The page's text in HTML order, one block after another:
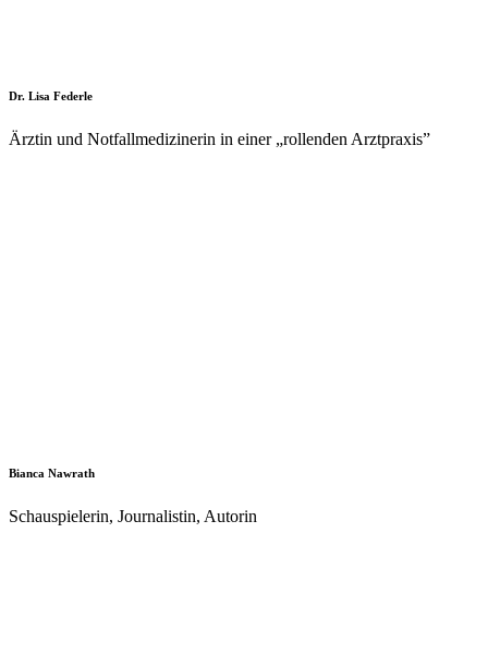
Dr. Lisa Federle
Ärztin und Notfallmedizinerin in einer „rollenden Arztpraxis”
Bianca Nawrath
Schauspielerin, Journalistin, Autorin